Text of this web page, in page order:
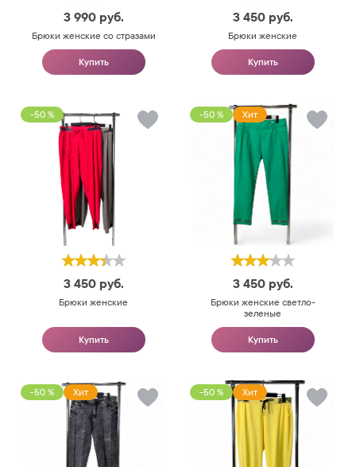
3 990 руб.
Брюки женские со стразами
Купить
3 450 руб.
Брюки женские
Купить
-50 %
3 450 руб.
Брюки женские
Купить
-50 % Хит
3 450 руб.
Брюки женские светло-
зеленые
Купить
-50 % Хит -50 % Хит